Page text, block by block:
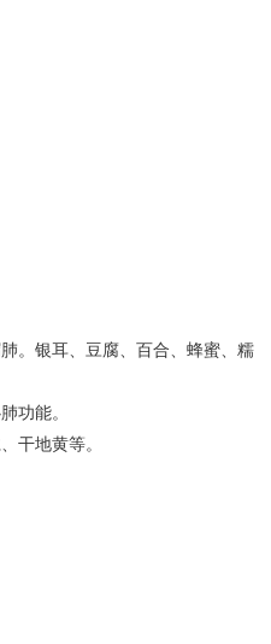
。银耳、豆腐、百合、蜂蜜、糯
功能。
干地黄等。